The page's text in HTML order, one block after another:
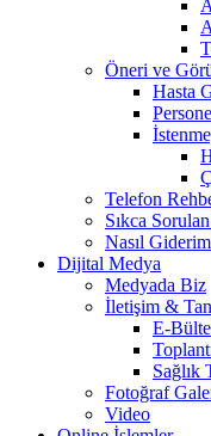
Öneri ve
Hasta
Telefon
Sıkca
Nasıl
Dijital Medya
Medyada Biz
İletişim &
E-
Sağlık
Fotoğraf
Video